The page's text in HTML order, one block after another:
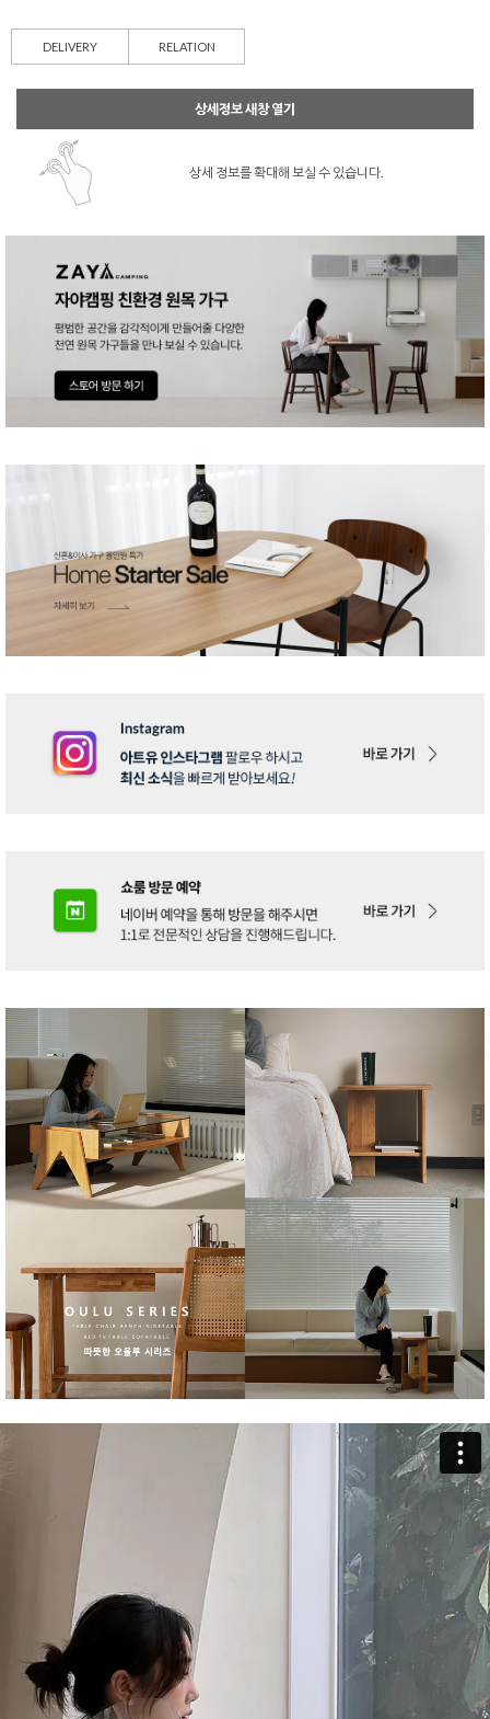
DELIVERY RELATION
상세정보 새창 열기
상세 정보를 확대해 보실 수 있습니다.